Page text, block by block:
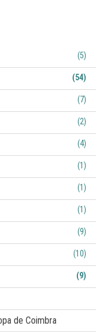
campeã da prova,
Aznar alcançou
clube
e Diogo Louro (-60
(5)
(54)
(7)
(2)
(4)
(1)
(1)
(1)
(9)
(10)
(9)
de Coimbra